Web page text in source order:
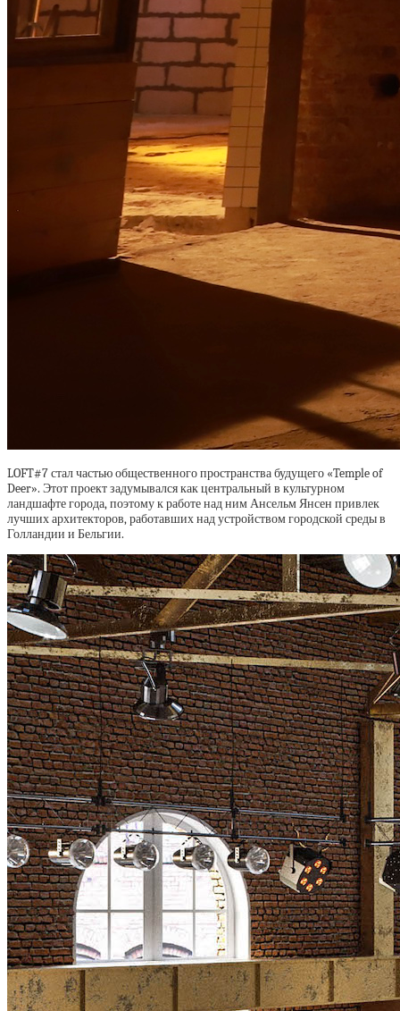
LOFT#7 стал частью общественного пространства будущего «Temple of
Deer». Этот проект задумывался как центральный в культурном
ландшафте города, поэтому к работе над ним Ансельм Янсен привлек
лучших архитекторов, работавших над устройством городской среды в
Голландии и Бельгии.